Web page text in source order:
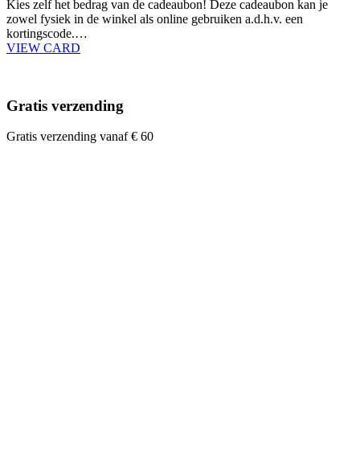
Kies zelf het bedrag van de cadeaubon! Deze cadeaubon kan je
zowel fysiek in de winkel als online gebruiken a.d.h.v. een
kortingscode.…
VIEW CARD
Gratis verzending
Gratis verzending vanaf € 60